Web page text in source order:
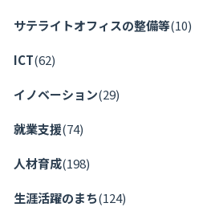
サテライトオフィスの整備等(10)
ICT(62)
イノベーション(29)
就業支援(74)
人材育成(198)
生涯活躍のまち(124)